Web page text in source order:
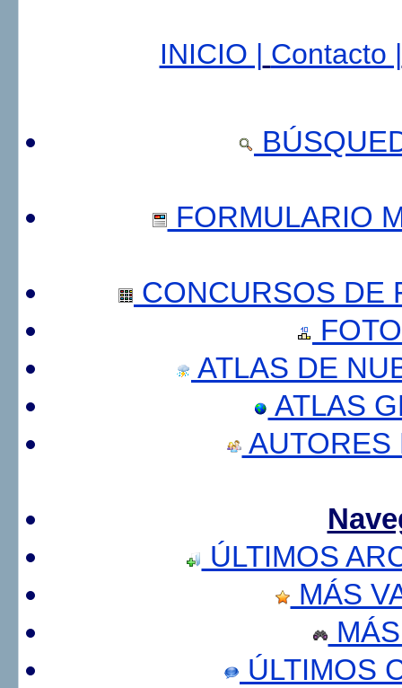
INICIO | Contacto |
FORMULARIO
CONCURSOS DE
ATLAS DE
ATLAS
AUTORES
ÚLTIMOS
MÁS
ÚLTIMOS